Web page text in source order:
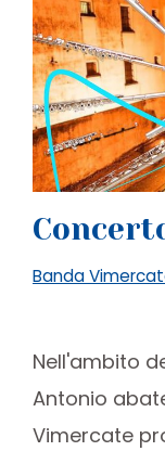
Banda
Nell'ambito
Antonio
Vimercate